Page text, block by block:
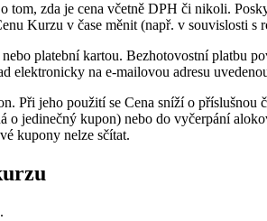
tom, zda je cena včetně DPH či nikoli.
Kurzu v čase měnit (např. v souvislosti
platební kartou. Bezhotovostní platbu
elektronicky na e-mailovou adresu
Při jeho použití se Cena sníží o
jedinečný kupon) nebo do vyčerpání
kupony nelze sčítat.